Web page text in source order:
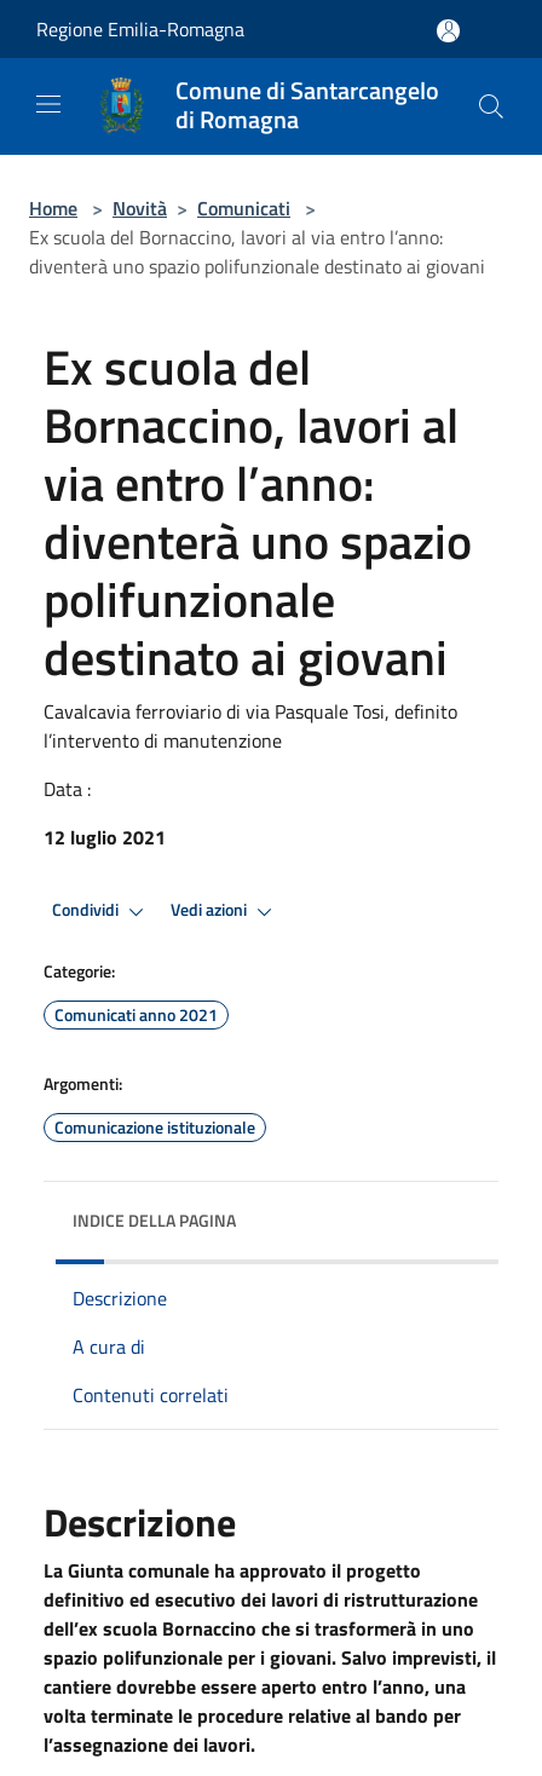
Regione Emilia-Romagna
Comune di Santarcangelo
di Romagna
Home > Novità > Comunicati >
Ex scuola del Bornaccino, lavori al via entro l’anno:
diventerà uno spazio polifunzionale destinato ai giovani
Ex scuola del
Bornaccino, lavori al
via entro l’anno:
diventerà uno spazio
polifunzionale
destinato ai giovani
Cavalcavia ferroviario di via Pasquale Tosi, definito
l’intervento di manutenzione
Data :
12 luglio 2021
Condividi Vedi azioni
Categorie:
Comunicati anno 2021
Argomenti:
Comunicazione istituzionale
INDICE DELLA PAGINA
Descrizione
A cura di
Contenuti correlati
Descrizione
La Giunta comunale ha approvato il progetto
definitivo ed esecutivo dei lavori di ristrutturazione
dell’ex scuola Bornaccino che si trasformerà in uno
spazio polifunzionale per i giovani. Salvo imprevisti, il
cantiere dovrebbe essere aperto entro l’anno, una
volta terminate le procedure relative al bando per
l’assegnazione dei lavori.